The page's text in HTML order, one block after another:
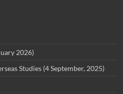
2026)
Studies (4 September, 2025)